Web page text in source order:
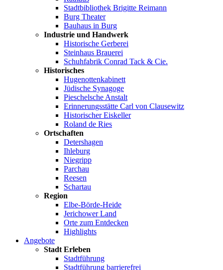
Stadtbibliothek Brigitte Reimann
Burg Theater
Bauhaus in Burg
Industrie und Handwerk
Historische Gerberei
Steinhaus Brauerei
Schuhfabrik Conrad Tack & Cie.
Historisches
Hugenottenkabinett
Jüdische Synagoge
Pieschelsche Anstalt
Erinnerungsstätte Carl von Clausewitz
Historischer Eiskeller
Roland de Ries
Ortschaften
Detershagen
Ihleburg
Niegripp
Parchau
Reesen
Schartau
Region
Elbe-Börde-Heide
Jerichower Land
Orte zum Entdecken
Highlights
Angebote
Stadt Erleben
Stadtführung
Stadtführung barrierefrei